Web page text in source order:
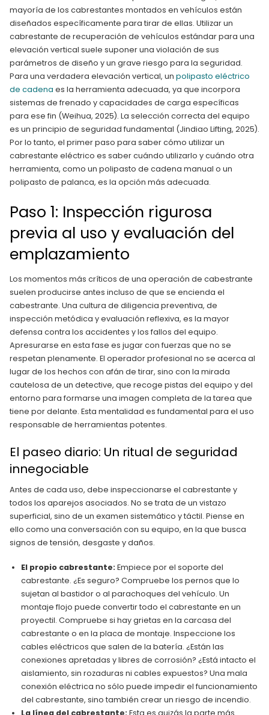
mayoría de los cabrestantes montados en vehículos están
diseñados específicamente para tirar de ellas. Utilizar un
cabrestante de recuperación de vehículos estándar para una
elevación vertical suele suponer una violación de sus
parámetros de diseño y un grave riesgo para la seguridad.
Para una verdadera elevación vertical, un polipasto eléctrico
de cadena es la herramienta adecuada, ya que incorpora
sistemas de frenado y capacidades de carga específicas
para ese fin (Weihua, 2025). La selección correcta del equipo
es un principio de seguridad fundamental (Jindiao Lifting, 2025).
Por lo tanto, el primer paso para saber cómo utilizar un
cabrestante eléctrico es saber cuándo utilizarlo y cuándo otra
herramienta, como un polipasto de cadena manual o un
polipasto de palanca, es la opción más adecuada.
Paso 1: Inspección rigurosa
previa al uso y evaluación del
emplazamiento
Los momentos más críticos de una operación de cabestrante
suelen producirse antes incluso de que se encienda el
cabestrante. Una cultura de diligencia preventiva, de
inspección metódica y evaluación reflexiva, es la mayor
defensa contra los accidentes y los fallos del equipo.
Apresurarse en esta fase es jugar con fuerzas que no se
respetan plenamente. El operador profesional no se acerca al
lugar de los hechos con afán de tirar, sino con la mirada
cautelosa de un detective, que recoge pistas del equipo y del
entorno para formarse una imagen completa de la tarea que
tiene por delante. Esta mentalidad es fundamental para el uso
responsable de herramientas potentes.
El paseo diario: Un ritual de seguridad
innegociable
Antes de cada uso, debe inspeccionarse el cabrestante y
todos los aparejos asociados. No se trata de un vistazo
superficial, sino de un examen sistemático y táctil. Piense en
ello como una conversación con su equipo, en la que busca
signos de tensión, desgaste y daños.
El propio cabrestante: Empiece por el soporte del
cabrestante. ¿Es seguro? Compruebe los pernos que lo
sujetan al bastidor o al parachoques del vehículo. Un
montaje flojo puede convertir todo el cabrestante en un
proyectil. Compruebe si hay grietas en la carcasa del
cabrestante o en la placa de montaje. Inspeccione los
cables eléctricos que salen de la batería. ¿Están las
conexiones apretadas y libres de corrosión? ¿Está intacto el
aislamiento, sin rozaduras ni cables expuestos? Una mala
conexión eléctrica no sólo puede impedir el funcionamiento
del cabrestante, sino también crear un riesgo de incendio.